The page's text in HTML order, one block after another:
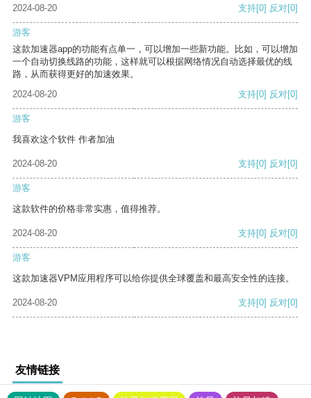
2024-08-20 支持[0] 反对[0]
游客
这款加速器app的功能有点单一，可以增加一些新功能。比如，可以增加
一个自动切换线路的功能，这样就可以根据网络情况自动选择最优的线
路，从而获得更好的加速效果。
2024-08-20
支持[0] 反对[0]
游客
我喜欢这个软件 作者加油
2024-08-20 支持[0] 反对[0]
游客
这款软件的价格非常实惠，值得推荐。
2024-08-20 支持[0] 反对[0]
游客
这款加速器VPM应用程序可以给你提供全球覆盖和最高安全性的连接。
2024-08-20 支持[0] 反对[0]
友情链接